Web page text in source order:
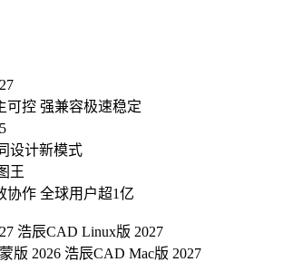
可控 强兼容极速稳定
设计新模式
王
协作 全球用户超1亿
浩辰CAD Linux版 2027
版 2026 浩辰CAD Mac版 2027